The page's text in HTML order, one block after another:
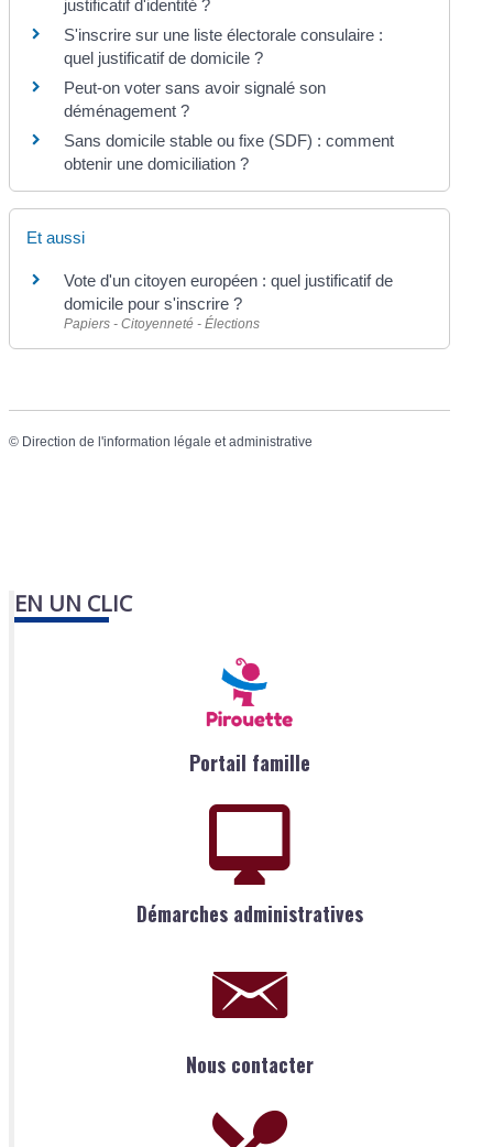
justificatif d'identité ?
S'inscrire sur une liste électorale consulaire :
quel justificatif de domicile ?
Peut-on voter sans avoir signalé son
déménagement ?
Sans domicile stable ou fixe (SDF) : comment
obtenir une domiciliation ?
Et aussi
Vote d'un citoyen européen : quel justificatif de
domicile pour s'inscrire ?
Papiers - Citoyenneté - Élections
© Direction de l'information légale et administrative
EN UN CLIC
Portail famille
Démarches administratives
Nous contacter